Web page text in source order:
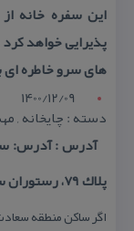
این سفره خانه
پذیرایی خواهد
های سرو خاطره ای
1400/12/09
دسته : چایخانه ,
آدرس : آدرس:
پلاك ۷۹، رستوران سنتی شب های سرو
اگر ساكن منطقه